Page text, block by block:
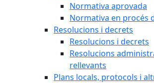
Normativa aprovada
Normativa en procés
Resolucions i decrets
Resolucions i decrets
Resolucions
rellevants
Plans locals, protocols i